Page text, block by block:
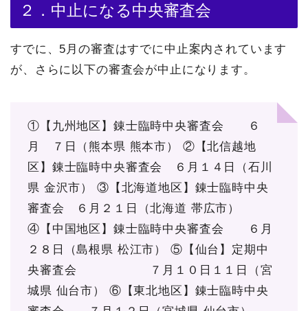
２．中止になる中央審査会
すでに、5月の審査はすでに中止案内されています
が、さらに以下の審査会が中止になります。
①【九州地区】錬士臨時中央審査会 ６
月 ７日（熊本県 熊本市）
②【北信越地
区】錬士臨時中央審査会 ６月１４日（石川
県 金沢市）
③【北海道地区】錬士臨時中央
審査会 ６月２１日（北海道 帯広市）
④【中国地区】錬士臨時中央審査会 ６月
２８日（島根県 松江市）
⑤【仙台】定期中
央審査会 ７月１０日１１日（宮
城県 仙台市）
⑥【東北地区】錬士臨時中央